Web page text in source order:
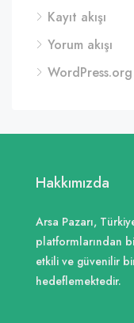
Kayıt akışı
Yorum akışı
WordPress.org
Hakkımızda
Arsa Pazarı,
platformlarından
etkili ve güvenilir
hedeflemektedir.